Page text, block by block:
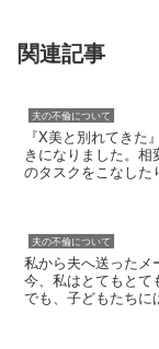
関連記事
夫の不倫について
『X美と別れてき
きになりました。
のタスクをこなした
夫の不倫について
私から夫へ送ったメ
今、私はとてもとて
でも、子どもたちに